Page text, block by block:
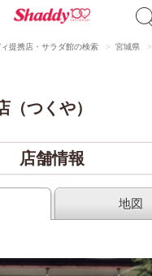
提携店・サラダ館の検索 宮城県
（つくや）
店舗情報
地図